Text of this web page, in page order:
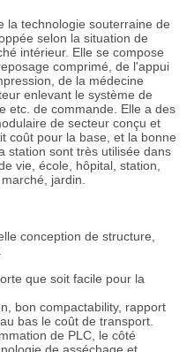
la technologie souterraine de
selon la situation de
intérieur. Elle se compose
comprimé, de l'appui
de la médecine
enlevant le système de
etc. de commande. Elle a des
de secteur conçu et
coût pour la base, et la bonne
station sont très utilisée dans
vie, école, hôpital, station,
jardin.
conception de structure,
que soit facile pour la
bon compactability, rapport
bas le coût de transport.
de PLC, le côté